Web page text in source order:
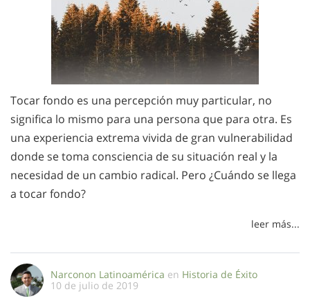
Tocar fondo es una percepción muy particular, no
significa lo mismo para una persona que para otra. Es
una experiencia extrema vivida de gran vulnerabilidad
donde se toma consciencia de su situación real y la
necesidad de un cambio radical. Pero ¿Cuándo se llega
a tocar fondo?
leer más...
Narconon Latinoamérica en Historia de Éxito
10 de julio de 2019